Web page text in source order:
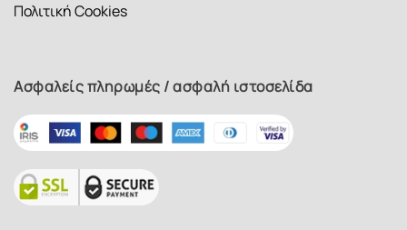
Πολιτική Cookies
Ασφαλείς πληρωμές / ασφαλή ιστοσελίδα